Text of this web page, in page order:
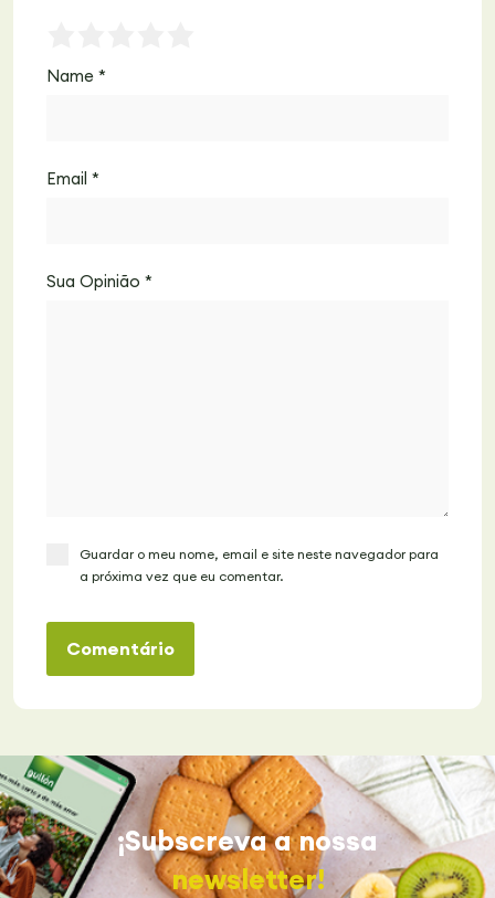
Name *
Email *
Sua Opinião *
Guardar o meu nome, email e site neste navegador para
a próxima vez que eu comentar.
Comentário
¡Subscreva a nossa
newsletter!